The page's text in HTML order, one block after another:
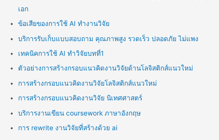
เอก
ข้อเสียของการใช้ AI ทำงานวิจัย
บริการรับเก็บแบบสอบถาม คุณภาพสูง รวดเร็ว ปลอดภัย ไม่แพง
เทคนิคการใช้ AI ทำวิจัยบทที่1
ตัวอย่างการสร้างกรอบแนวคิดงานวิจัยด้านโลจิสติกส์แนวใหม่
การสร้างกรอบแนวคิดงานวิจัยโลจิสติกส์แนวใหม่
การสร้างกรอบแนวคิดงานวิจัย นิเทศศาสตร์
บริการงานเขียน coursework ภาษาอังกฤษ
การ rewrite งานวิจัยที่สร้างด้วย ai